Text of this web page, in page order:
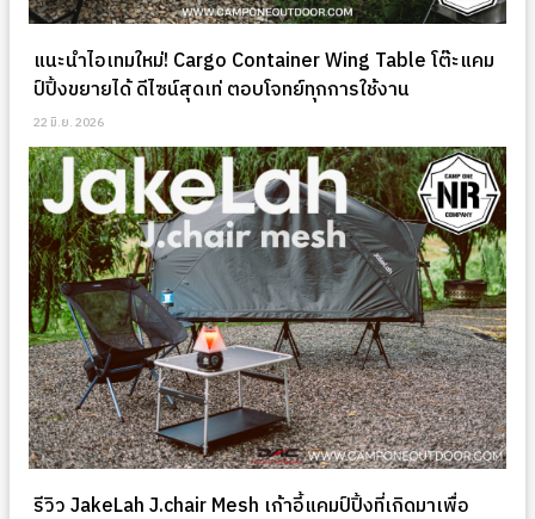
แนะนำไอเทมใหม่! Cargo Container Wing Table โต๊ะแคม
ป์ปิ้งขยายได้ ดีไซน์สุดเท่ ตอบโจทย์ทุกการใช้งาน
22 มิ.ย. 2026
รีวิว JakeLah J.chair Mesh เก้าอี้แคมป์ปิ้งที่เกิดมาเพื่อ